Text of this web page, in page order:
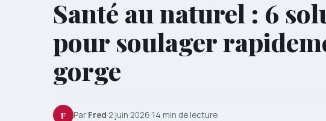
Santé au naturel : 6
pour soulager
gorge
F Par Fred·2 juin 2026·14 min de lecture